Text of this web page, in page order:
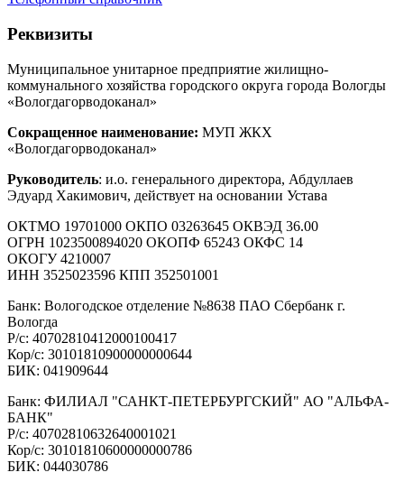
Реквизиты
Муниципальное унитарное предприятие жилищно-
коммунального хозяйства городского округа города Вологды
«Вологдагорводоканал»
Сокращенное наименование: МУП ЖКХ
«Вологдагорводоканал»
Руководитель: и.о. генерального директора, Абдуллаев
Эдуард Хакимович, действует на основании Устава
ОКТМО 19701000 ОКПО 03263645 ОКВЭД 36.00
ОГРН 1023500894020 ОКОПФ 65243 ОКФС 14
ОКОГУ 4210007
ИНН 3525023596 КПП 352501001
Банк: Вологодское отделение №8638 ПАО Сбербанк г.
Вологда
Р/с: 40702810412000100417
Кор/с: 30101810900000000644
БИК: 041909644
Банк: ФИЛИАЛ "САНКТ-ПЕТЕРБУРГСКИЙ" АО "АЛЬФА-
БАНК"
Р/с: 40702810632640001021
Кор/с: 30101810600000000786
БИК: 044030786